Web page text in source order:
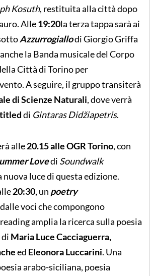
Kosuth, restituita alla città dopo
Alle19:20la terza tappa saràai
Azzurrogiallodi Giorgio Griffa
la Banda musicale del Corpo
Città di Torino per
A seguire, il gruppo transiterà
di Scienze Naturali, dove verrà
di Gintaras Didžiapetris.
alle20.15 alle OGR Torino, con
Lovedi Soundwalk
nuova luce di questa edizione.
20:30,un poetry
voci che compongono
amplia la ricerca sulla poesia
Maria Luce Cacciaguerra,
ed Eleonora Luccarini. Una
arabo-siciliana, poesia